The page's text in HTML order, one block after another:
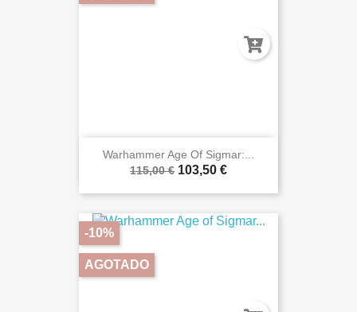
Warhammer Age Of Sigmar:...
115,00 € 103,50 €
-10%
AGOTADO